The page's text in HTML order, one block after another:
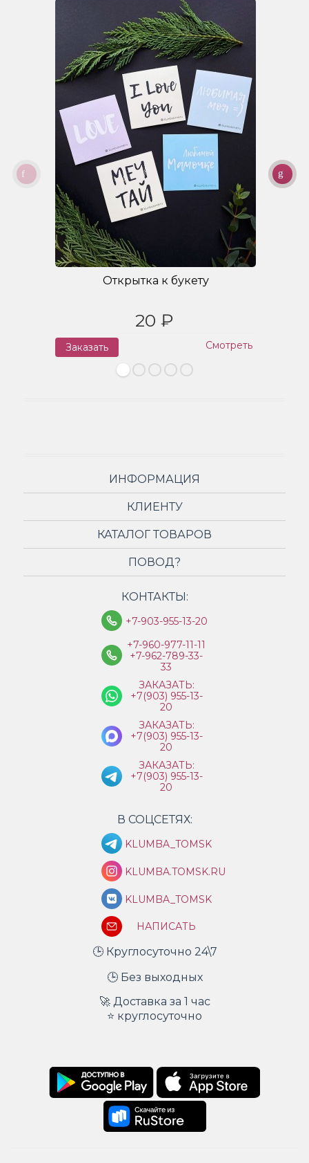
Открытка к букету
20 ₽
Заказать Смотреть
ИНФОРМАЦИЯ
КЛИЕНТУ
КАТАЛОГ ТОВАРОВ
ПОВОД?
КОНТАКТЫ:
+7-903-955-13-20
+7-960-977-11-11
+7-962-789-33-
33
ЗАКАЗАТЬ:
+7(903) 955-13-
20
ЗАКАЗАТЬ:
+7(903) 955-13-
20
ЗАКАЗАТЬ:
+7(903) 955-13-
20
В СОЦСЕТЯХ:
KLUMBA_TOMSK
KLUMBA.TOMSK.RU
KLUMBA_TOMSK
НАПИСАТЬ
🕒 Круглосуточно 24\7
🕒 Без выходных
🚀 Доставка за 1 час
⭐ круглосуточно